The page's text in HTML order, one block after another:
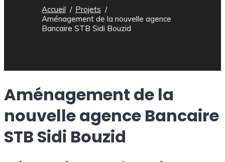
Accueil
Projets
Aménagement de la nouvelle agence
Bancaire STB Sidi Bouzid
Aménagement de la
nouvelle agence Bancaire
STB Sidi Bouzid